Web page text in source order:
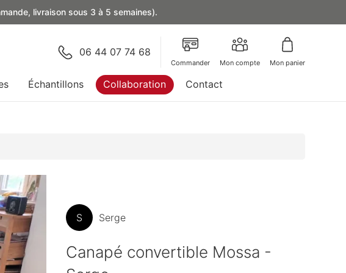
livraison sous 3 à 5 semaines).
06 44 07 74 68
Commander Mon compte Mon panier
Échantillons Collaboration Contact
S Serge
Canapé convertible Mossa -